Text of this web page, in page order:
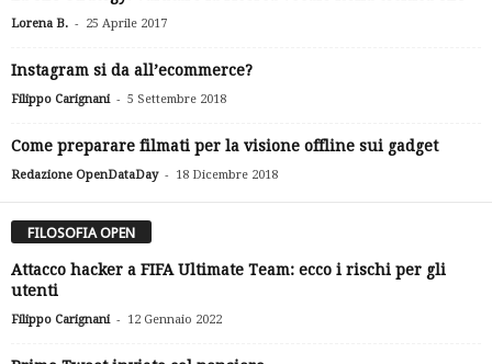
Lorena B. - 25 Aprile 2017
Instagram si da all’ecommerce?
Filippo Carignani - 5 Settembre 2018
Come preparare filmati per la visione offline sui gadget
Redazione OpenDataDay - 18 Dicembre 2018
FILOSOFIA OPEN
Attacco hacker a FIFA Ultimate Team: ecco i rischi per gli
utenti
Filippo Carignani - 12 Gennaio 2022